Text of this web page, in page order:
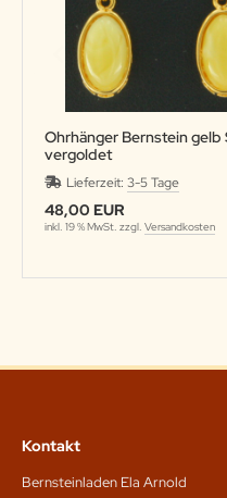
Ohrhänger Bernstein gelb
vergoldet
Lieferzeit: 3-5 Tage
48,00 EUR
inkl. 19 % MwSt. zzgl. Versandkosten
Kontakt
Bernsteinladen Ela Arnold